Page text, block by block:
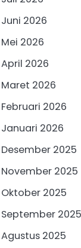
Juni 2026
Mei 2026
April 2026
Maret 2026
Februari 2026
Januari 2026
Desember 2025
November 2025
Oktober 2025
September 2025
Agustus 2025